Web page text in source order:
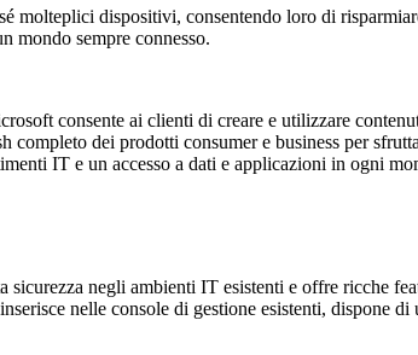
molteplici dispositivi, consentendo loro di
mondo sempre connesso.
consente ai clienti di creare e utilizzare
completo dei prodotti consumer e business per
IT e un accesso a dati e applicazioni in ogni
sicurezza negli ambienti IT esistenti e offre ricche
nelle console di gestione esistenti, dispone